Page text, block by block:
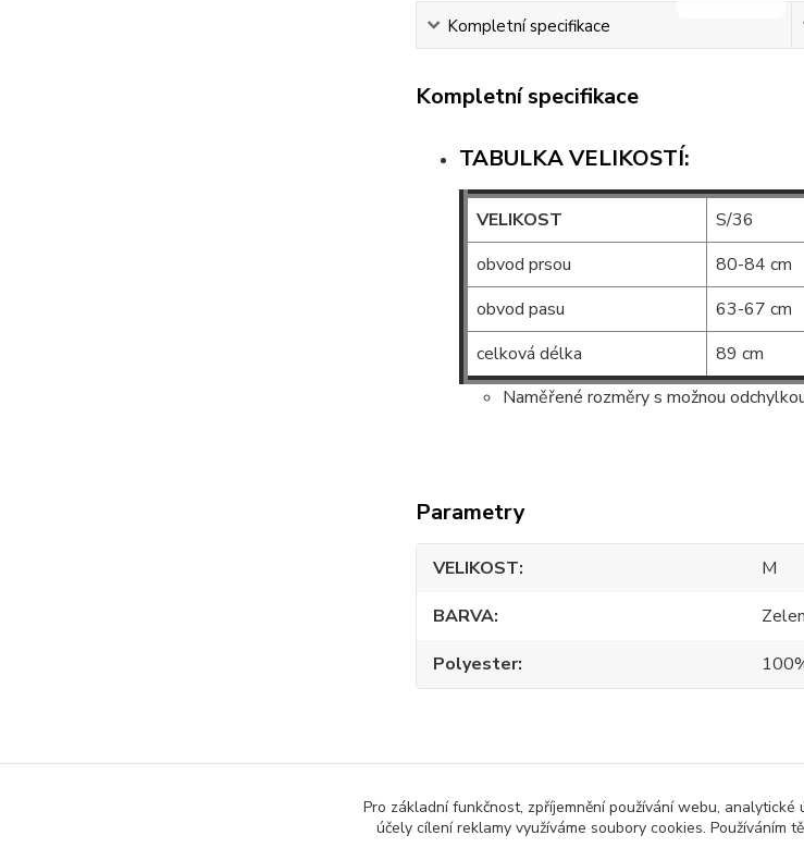
Kompletní specifikace
Kompletní specifikace
TABULKA VELIKOSTÍ:
VELIKOST S/36
obvod prsou
80-84 cm
obvod pasu
63-67 cm
celková délka
89 cm
Naměřené rozměry s možnou
Parametry
VELIKOST
M
BARVA
Polyester
Zboží zařazeno v kategoriích
Pro základní funkčnost, zpříjemnění používání webu,
účely cílení reklamy využíváme soubory cookies. Používáním